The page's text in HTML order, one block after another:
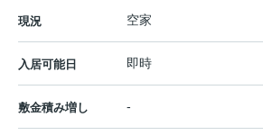
現況 空家
入居可能日 即時
敷金積み増し -